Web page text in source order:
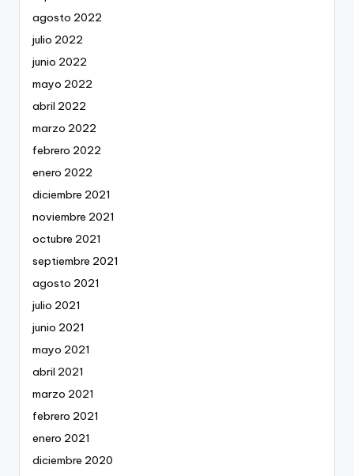
agosto 2022
julio 2022
junio 2022
mayo 2022
abril 2022
marzo 2022
febrero 2022
enero 2022
diciembre 2021
noviembre 2021
octubre 2021
septiembre 2021
agosto 2021
julio 2021
junio 2021
mayo 2021
abril 2021
marzo 2021
febrero 2021
enero 2021
diciembre 2020